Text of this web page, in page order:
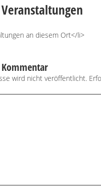
an diesem Ort</li>
wird nicht veröffentlicht.